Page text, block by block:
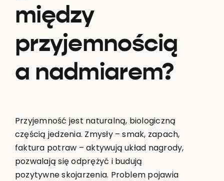
między
przyjemnością
a nadmiarem?
Przyjemność jest naturalną, biologiczną
częścią jedzenia. Zmysły – smak, zapach,
faktura potraw – aktywują układ nagrody,
pozwalają się odprężyć i budują
pozytywne skojarzenia. Problem pojawia